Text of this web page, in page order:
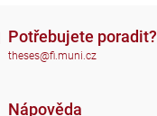
Potřebujete poradit?
theses@fi.muni.cz
Nápověda